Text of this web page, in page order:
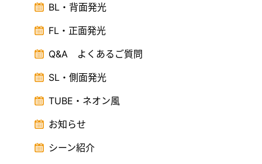
BL・背面発光
FL・正面発光
Q&A よくあるご質問
SL・側面発光
TUBE・ネオン風
お知らせ
シーン紹介